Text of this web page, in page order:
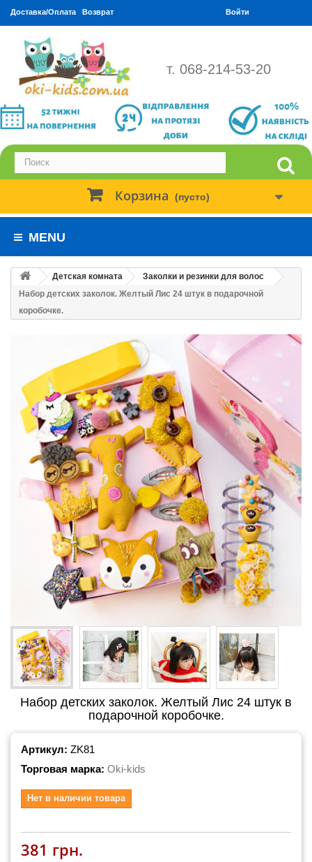
Доставка/Оплата Возврат Войти
т. 068-214-53-20
Корзина (пусто)
MENU
Детская комната
Заколки и резинки для волос
Набор детских заколок. Желтый Лис 24 штук в подарочной
коробочке.
Набор детских заколок. Желтый Лис 24 штук в
подарочной коробочке.
Артикул: ZK81
Торговая марка: Oki-kids
Нет в наличии товара
381 грн.